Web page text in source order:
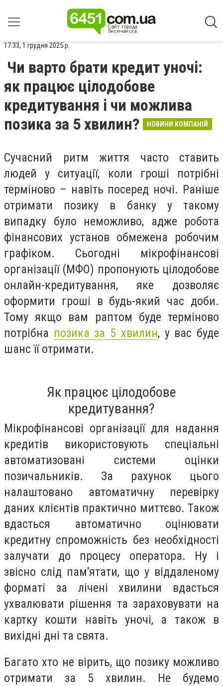
17:33, 1 грудня 2025 р.
Чи варто брати кредит уночі:
як працює цілодобове
кредитування і чи можлива
позика за 5 хвилин?
НОВИНИ КОМПАНІЙ
Сучасний ритм життя часто ставить
людей у ситуації, коли гроші потрібні
терміново – навіть посеред ночі. Раніше
отримати позику в банку у такому
випадку було неможливо, адже робота
фінансових установ обмежена робочим
графіком. Сьогодні мікрофінансові
організації (МФО) пропонують цілодобове
онлайн-кредитування, яке дозволяє
оформити гроші в будь-який час доби.
Тому якщо вам раптом буде терміново
потрібна позика за 5 хвилин, у вас буде
шанс її отримати.
Як працює цілодобове
кредитування?
Мікрофінансові організації для надання
кредитів використовують спеціальні
автоматизовані системи оцінки
позичальників. За рахунок цього
налаштовано автоматичну перевірку
даних клієнтів практично миттєво. Також
вдасться автоматично оцінювати
кредитну спроможність без необхідності
залучати до процесу оператора. Ну і
звісно слід пам'ятати, що у віддаленому
форматі за лічені хвилини вдасться
ухвалювати рішення та зараховувати на
картку кошти навіть уночі, а також в
вихідні дні та свята.
Багато хто не вірить, що позику можливо
отримати за 5 хвилин. Не будемо